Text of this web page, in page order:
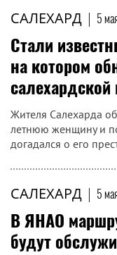
САЛЕХАРД | 5
Стали
на котором
Жителя Салехарда
летнюю женщину и
догадался о его
САЛЕХАРД | 5
В ЯНАО
будут